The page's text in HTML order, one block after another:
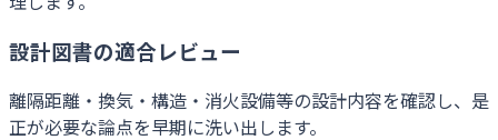
設計図書の適合レビュー
離隔距離・換気・構造・消火設備等の設計内容を確認し、是
正が必要な論点を早期に洗い出します。